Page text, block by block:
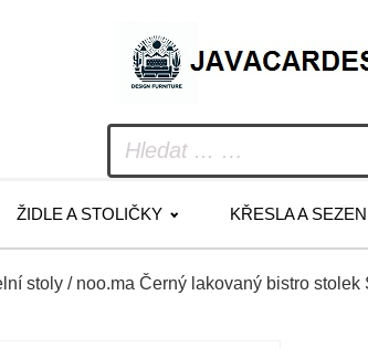
ŽIDLE A STOLIČKY KŘESLA A
stoly / noo.ma Černý lakovaný bistro stolek